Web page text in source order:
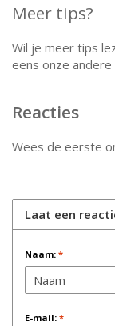
Meer tips?
Wil je meer tips
eens onze andere
Reacties
Wees de eerste
Laat een
Naam: *
E-mail: *